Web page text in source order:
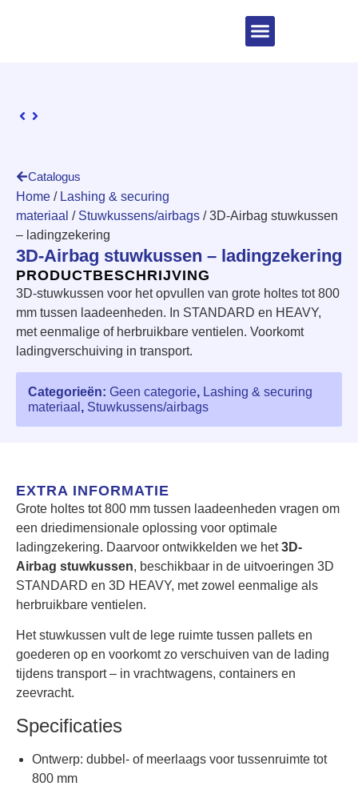
Catalogus
Home / Lashing & securing
materiaal / Stuwkussens/airbags / 3D-Airbag stuwkussen
– ladingzekering
3D-Airbag stuwkussen – ladingzekering
PRODUCTBESCHRIJVING
3D-stuwkussen voor het opvullen van grote holtes tot 800
mm tussen laadeenheden. In STANDARD en HEAVY,
met eenmalige of herbruikbare ventielen. Voorkomt
ladingverschuiving in transport.
Categorieën: Geen categorie, Lashing & securing
materiaal , Stuwkussens/airbags
EXTRA INFORMATIE
Grote holtes tot 800 mm tussen laadeenheden vragen om
een driedimensionale oplossing voor optimale
ladingzekering. Daarvoor ontwikkelden we het3D-
Airbag stuwkussen, beschikbaar in de uitvoeringen 3D
STANDARD en 3D HEAVY, met zowel eenmalige als
herbruikbare ventielen.
Het stuwkussen vult de lege ruimte tussen pallets en
goederen op en voorkomt zo verschuiven van de lading
tijdens transport – in vrachtwagens, containers en
zeevracht.
Specificaties
Ontwerp: dubbel- of meerlaags voor tussenruimte tot
800 mm